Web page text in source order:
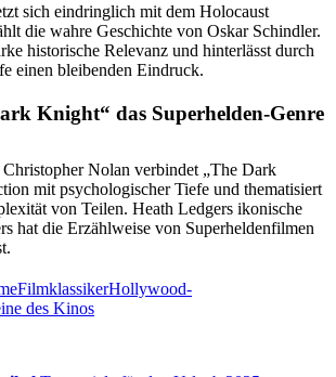
sich eindringlich mit dem Holocaust
die wahre Geschichte von Oskar Schindler.
historische Relevanz und hinterlässt durch
einen bleibenden Eindruck.
Knight“ das Superhelden-Genre
Nolan verbindet „The Dark
mit psychologischer Tiefe und thematisiert
von Teilen. Heath Ledgers ikonische
hat die Erzählweise von Superheldenfilmen
FilmklassikerHollywood-
des Kinos